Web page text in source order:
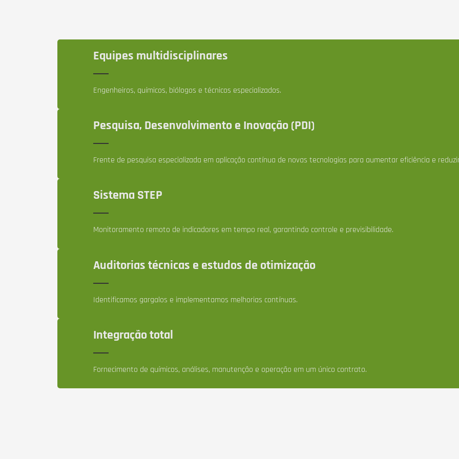
Equipes multidisciplinares
Engenheiros, químicos, biólogos e técnicos especializados.
Pesquisa, Desenvolvimento e Inovação (PDI)
Frente de pesquisa especializada em aplicação contínua de novas tecnologias para aumentar eficiência e
Sistema STEP
Monitoramento remoto de indicadores em tempo real, garantindo controle e previsibilidade.
Auditorias técnicas e estudos de otimização
Identificamos gargalos e implementamos melhorias contínuas.
Integração total
Fornecimento de químicos, análises, manutenção e operação em um único contrato.